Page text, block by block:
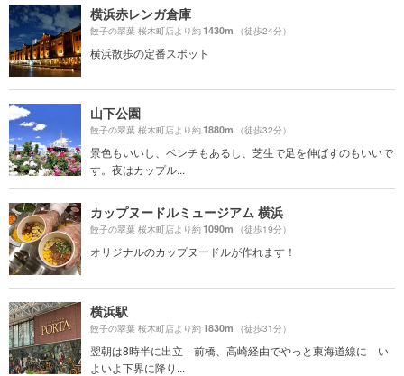
横浜赤レンガ倉庫
餃子の翠葉 桜木町店より約1430m （徒歩24分）
横浜散歩の定番スポット
山下公園
餃子の翠葉 桜木町店より約1880m （徒歩32分）
景色もいいし、ベンチもあるし、芝生で足を伸ばすのもいいで
す。夜はカップル...
カップヌードルミュージアム 横浜
餃子の翠葉 桜木町店より約1090m （徒歩19分）
オリジナルのカップヌードルが作れます！
横浜駅
餃子の翠葉 桜木町店より約1830m （徒歩31分）
翌朝は8時半に出立 前橋、高崎経由でやっと東海道線に い
よいよ下界に降り...